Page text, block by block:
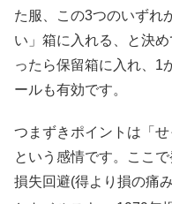
た服、この3つのいずれ
い」箱に入れる、と決
ったら保留箱に入れ、1
ールも有効です。
つまずきポイントは「
という感情です。ここ
損失回避(得より損の痛